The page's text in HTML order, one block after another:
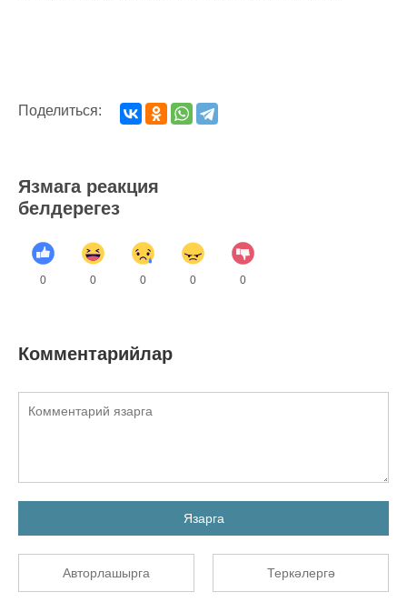
Поделиться:
Язмага реакция
белдерегез
0 0 0 0 0
Комментарийлар
Язарга
Авторлашырга Теркәлергә